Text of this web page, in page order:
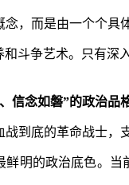
念，而是由一个个具
斗争艺术。只有深
信念如磐”的政治品
到底的革命战士，
鲜明的政治底色。